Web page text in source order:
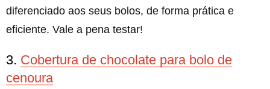
diferenciado aos seus bolos, de forma prática e
eficiente. Vale a pena testar!
3. Cobertura de chocolate para bolo de
cenoura